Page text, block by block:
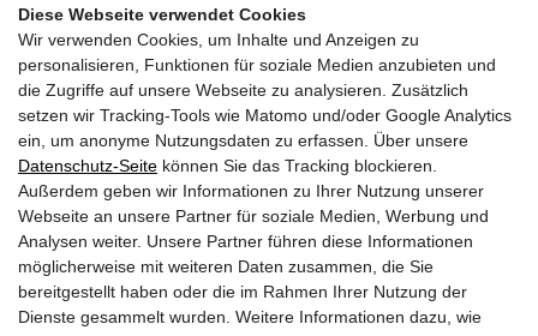
Diese Webseite verwendet Cookies
Wir verwenden Cookies, um Inhalte und Anzeigen zu
personalisieren, Funktionen für soziale Medien anzubieten und
die Zugriffe auf unsere Webseite zu analysieren. Zusätzlich
setzen wir Tracking-Tools wie Matomo und/oder Google Analytics
ein, um anonyme Nutzungsdaten zu erfassen. Über unsere
Datenschutz-Seite können Sie das Tracking blockieren.
Außerdem geben wir Informationen zu Ihrer Nutzung unserer
Webseite an unsere Partner für soziale Medien, Werbung und
Analysen weiter. Unsere Partner führen diese Informationen
möglicherweise mit weiteren Daten zusammen, die Sie
bereitgestellt haben oder die im Rahmen Ihrer Nutzung der
Dienste gesammelt wurden. Weitere Informationen dazu, wie
Tageseintritt Erwachsene: EUR 14,-
Jugendliche (15 – 19 Jahre): EUR 7,-
Gruppen (ab 10 Personen) pro Person: EUR 8,-
Kinder bis 14 Jahre: frei
Jahreskarte: EUR 59,-
Besucherparkplatz: EUR 7,-
Online Ticket Erwachsene: EUR 7,-
Online Ticket Jugendliche (15 -19 Jahre): EUR 5,50
Online Gruppenticket (ab 10 Personen) pro Person: EUR
6,-